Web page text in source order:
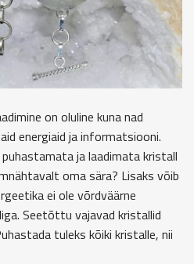
on oluline kuna nad
energiaid ja informatsiooni.
ja laadimata kristall
oma sära? Lisaks võib
ei ole võrdväärne
Seetõttu vajavad kristallid
tuleks kõiki kristalle, nii